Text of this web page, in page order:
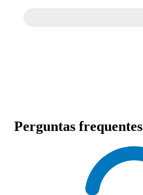
Perguntas frequentes